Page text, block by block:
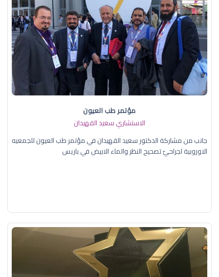
مؤتمر طب العيون
الاستشاري سعيد القهيدان
جانب من مشاركة الدكتور سعيد القهيدان في مؤتمر طب العيون للجمعيه
الاوروبية لجراحيّ تصحيح النظر والماء الابيض في باريس